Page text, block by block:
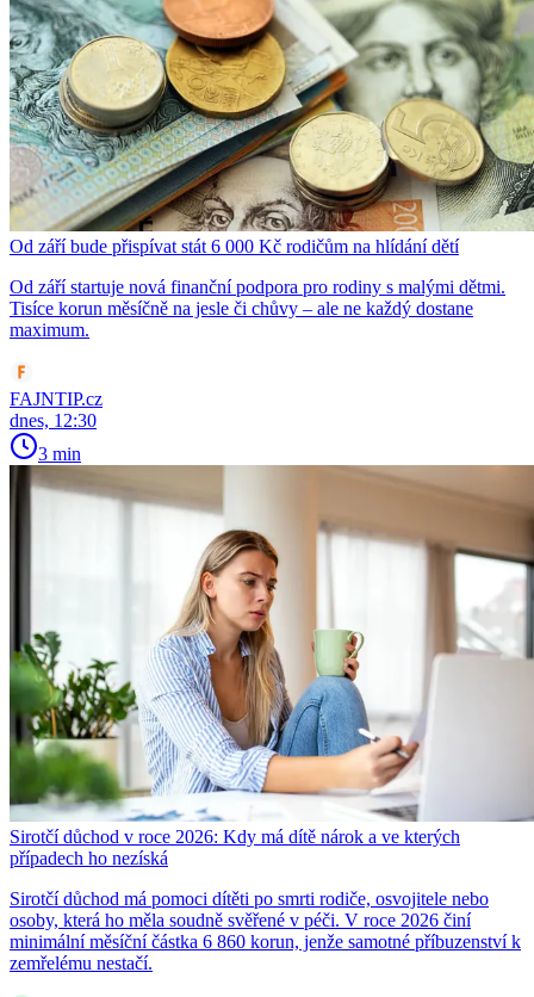
Od září bude přispívat stát 6 000 Kč rodičům na hlídání dětí
Od září startuje nová finanční podpora pro rodiny s malými dětmi.
Tisíce korun měsíčně na jesle či chůvy – ale ne každý dostane
maximum.
FAJNTIP.cz
dnes, 12:30
3 min
Sirotčí důchod v roce 2026: Kdy má dítě nárok a ve kterých
případech ho nezíská
Sirotčí důchod má pomoci dítěti po smrti rodiče, osvojitele nebo
osoby, která ho měla soudně svěřené v péči. V roce 2026 činí
minimální měsíční částka 6 860 korun, jenže samotné příbuzenství k
zemřelému nestačí.